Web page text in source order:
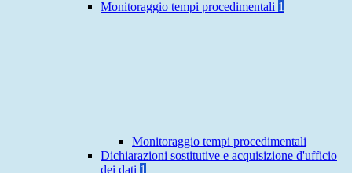
Monitoraggio tempi procedimentali 1
Monitoraggio tempi procedimentali
Dichiarazioni sostitutive e acquisizione d'ufficio
dei dati 1